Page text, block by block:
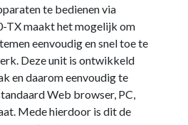
te bedienen via
TX maakt het mogelijk om
eenvoudig en snel toe te
Deze unit is ontwikkeld
en daarom eenvoudig te
Web browser, PC,
Mede hierdoor is dit de